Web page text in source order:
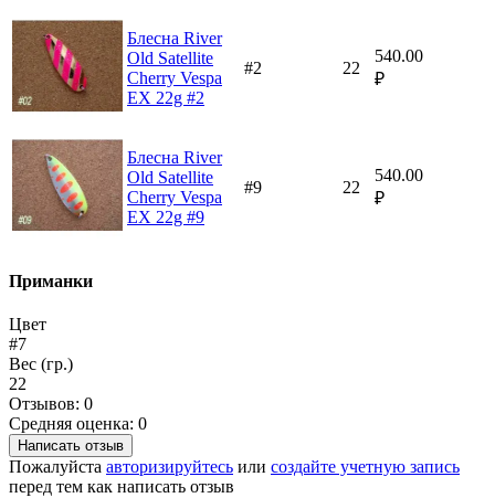
Блесна River
Old Satellite
Cherry Vespa
EX 22g #2
#2 22
540.00
₽
Блесна River
Old Satellite
Cherry Vespa
EX 22g #9
#9 22
540.00
₽
Приманки
Цвет
#7
Вес (гр.)
22
Отзывов: 0
Средняя оценка: 0
Написать отзыв
Пожалуйста авторизируйтесь или создайте учетную запись
перед тем как написать отзыв